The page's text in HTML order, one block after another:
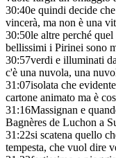
30:40e quindi decide
vincerà, ma non è una
30:50le altre perché
bellissimi i Pirinei sono
30:57verdi e illuminati
c'è una nuvola, una
31:07isolata che
cartone animato ma è
31:16Massignan e
Bagnères de Luchon a
31:22si scatena quello
tempesta, che vuol dire